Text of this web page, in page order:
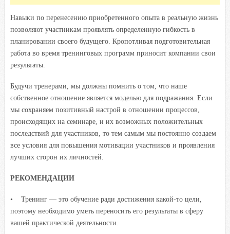
Навыки по перенесению приобретенного опыта в реальную жизнь
позволяют участникам проявлять определенную гибкость в
планировании своего будущего. Кропотливая подготовительная
работа во время тренинговых программ приносит компании свои
результаты.
Будучи тренерами, мы должны помнить о том, что наше
собственное отношение является моделью для подражания. Если
мы сохраняем позитивный настрой в отношении процессов,
происходящих на семинаре, и их возможных положительных
последствий для участников, то тем самым мы постоянно создаем
все условия для повышения мотивации участников и проявления
лучших сторон их личностей.
РЕКОМЕНДАЦИИ
• Тренинг — это обучение ради достижения какой-то цели,
поэтому необходимо уметь переносить его результаты в сферу
вашей практической деятельности.